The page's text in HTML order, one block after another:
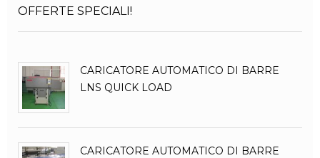
OFFERTE SPECIALI!
CARICATORE AUTOMATICO DI BARRE
LNS QUICK LOAD
CARICATORE AUTOMATICO DI BARRE